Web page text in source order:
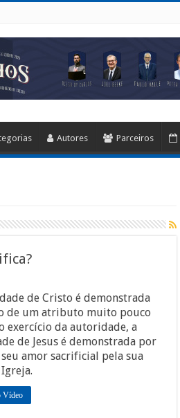
Autores Parceiros
de Cristo é demonstrada
de um atributo muito pouco
exercício da autoridade, a
de Jesus é demonstrada por
amor sacrificial pela sua
Vídeo